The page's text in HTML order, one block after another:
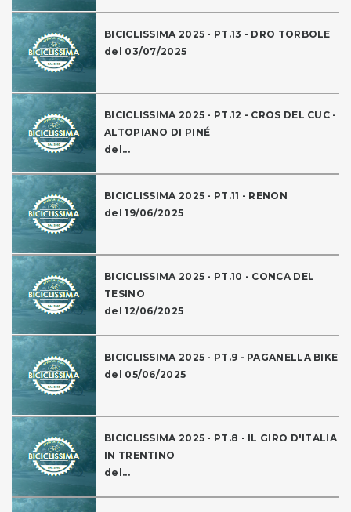
BICICLISSIMA 2025 - PT.13 - DRO TORBOLE
del 03/07/2025
BICICLISSIMA 2025 - PT.12 - CROS DEL CUC -
ALTOPIANO DI PINÉ
del...
BICICLISSIMA 2025 - PT.11 - RENON
del 19/06/2025
BICICLISSIMA 2025 - PT.10 - CONCA DEL
TESINO
del 12/06/2025
BICICLISSIMA 2025 - PT.9 - PAGANELLA BIKE
del 05/06/2025
BICICLISSIMA 2025 - PT.8 - IL GIRO D'ITALIA
IN TRENTINO
del...